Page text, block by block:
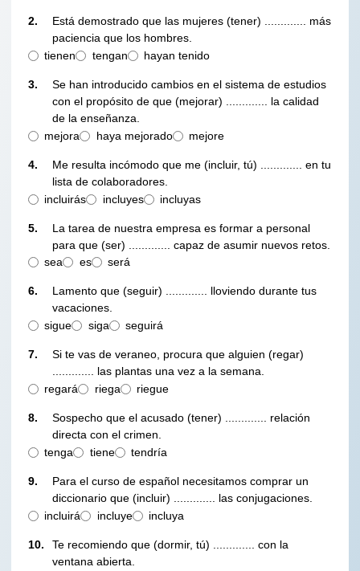
2.
Está demostrado que las mujeres (tener) ............. más
paciencia que los hombres.
tienen
tengan hayan tenido
3.
Se han introducido cambios en el sistema de estudios
con el propósito de que (mejorar) ............. la calidad
de la enseñanza.
mejora
haya mejorado mejore
4.
Me resulta incómodo que me (incluir, tú) ............. en tu
lista de colaboradores.
incluirás
incluyes incluyas
5.
La tarea de nuestra empresa es formar a personal
para que (ser) ............. capaz de asumir nuevos retos.
sea
es será
6.
Lamento que (seguir) ............. lloviendo durante tus
vacaciones.
sigue
siga seguirá
7.
Si te vas de veraneo, procura que alguien (regar)
............. las plantas una vez a la semana.
regará
riega riegue
8.
Sospecho que el acusado (tener) ............. relación
directa con el crimen.
tenga
tiene tendría
9.
Para el curso de español necesitamos comprar un
diccionario que (incluir) ............. las conjugaciones.
incluirá
incluye incluya
10.
Te recomiendo que (dormir, tú) ............. con la
ventana abierta.